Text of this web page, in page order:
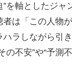
を軸としたジ
は「この人物
ラしながら引
不安”や“予測